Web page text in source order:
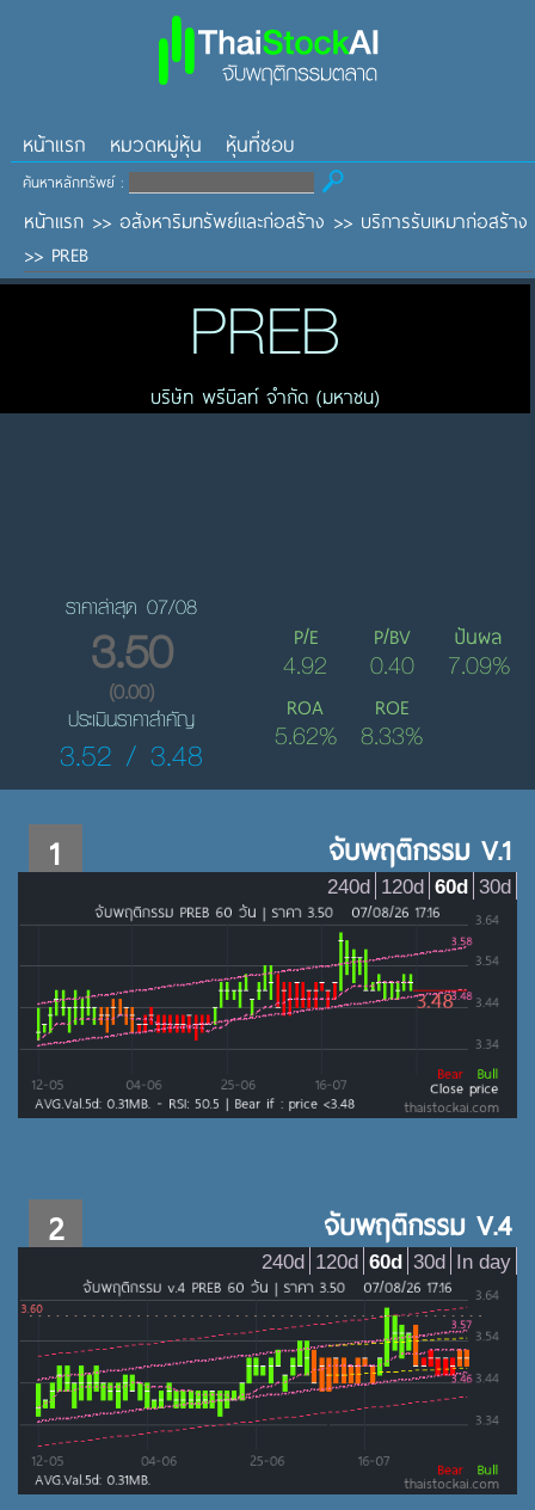
หน้าแรก หมวดหมู่หุ้น หุ้นที่ชอบ
ค้นหาหลักทรัพย์ :
หน้าแรก >> อสังหาริมทรัพย์และก่อสร้าง >> บริการรับเหมาก่อสร้าง
>> PREB
PREB
บริษัท พรีบิลท์ จำกัด (มหาชน)
ราคาล่าสุด 07/08
3.50
(0.00)
ประเมินราคาสำคัญ
3.52 / 3.48
P/E
4.92
P/BV
0.40
ปันผล
7.09%
ROA
5.62%
ROE
8.33%
1 จับพฤติกรรม V.1
30d
60d
120d
240d
2 จับพฤติกรรม V.4
In day
30d
60d
120d
240d